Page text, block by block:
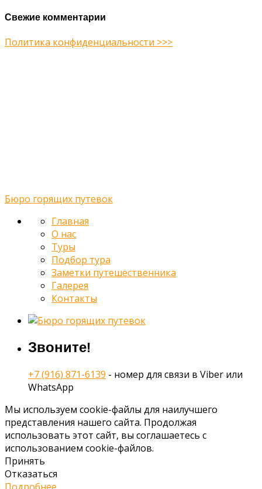
Свежие комментарии
Политика конфиденциальности >>>
Бюро горящих путевок
Главная
О нас
Туры
Подбор тура
Заметки путешественника
Галерея
Контакты
Звоните!
+7 (916) 871-6139 - номер для связи в Viber или
WhatsApp
Мы используем cookie-файлы для наилучшего
представления нашего сайта. Продолжая
использовать этот сайт, вы соглашаетесь с
использованием cookie-файлов.
Принять
Отказаться